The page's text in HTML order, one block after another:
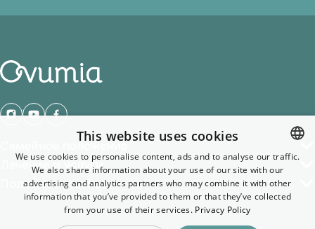
Семейное положение
Лечение и услуги
Полезные ссылки
ENGLISH
GERMAN
This website uses cookies
We use cookies to personalise content, ads and to analyse our traffic.
We also share information about your use of our site with our
advertising and analytics partners who may combine it with other
information that you’ve provided to them or that they’ve collected
from your use of their services. Privacy Policy